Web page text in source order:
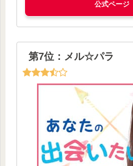
公式ページ
第7位：メル☆パラ